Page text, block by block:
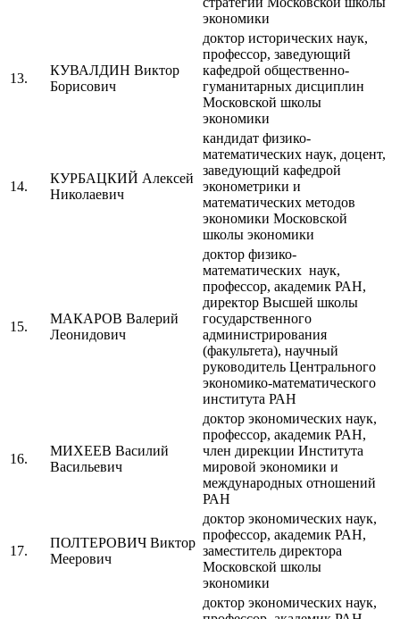
экономики
13.
КУВАЛДИН Виктор
Борисович
доктор исторических наук,
профессор, заведующий
кафедрой общественно-
гуманитарных дисциплин
Московской школы
экономики
14.
КУРБАЦКИЙ Алексей
Николаевич
кандидат физико-
математических наук, доцент,
заведующий кафедрой
эконометрики и
математических методов
экономики Московской
школы экономики
15.
МАКАРОВ Валерий
Леонидович
доктор физико-
математических наук,
профессор, академик РАН,
директор Высшей школы
государственного
администрирования
(факультета), научный
руководитель Центрального
экономико-математического
института РАН
16.
МИХЕЕВ Василий
Васильевич
доктор экономических наук,
профессор, академик РАН,
член дирекции Института
мировой экономики и
международных отношений
РАН
17.
ПОЛТЕРОВИЧ Виктор
Меерович
доктор экономических наук,
профессор, академик РАН,
заместитель директора
Московской школы
экономики
доктор экономических наук,